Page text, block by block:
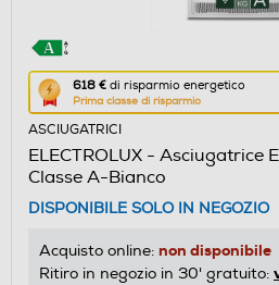
618 € di risparmio energetico
Prima classe di risparmio
Questa
azione
aprirà
il
Calcolatore
di
risparmio
energetico
ASCIUGATRICI
ELECTROLUX - Asciugatrice
Classe A-Bianco
DISPONIBILE SOLO IN NEGOZIO
Acquisto online: non disponibile
Ritiro in negozio in 30' gratuito: